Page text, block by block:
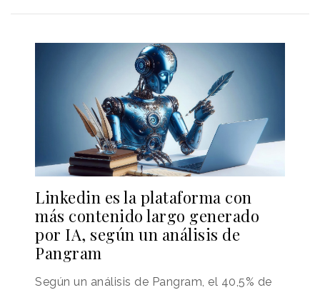
Linkedin es la plataforma con
más contenido largo generado
por IA, según un análisis de
Pangram
Según un análisis de Pangram, el 40,5% de